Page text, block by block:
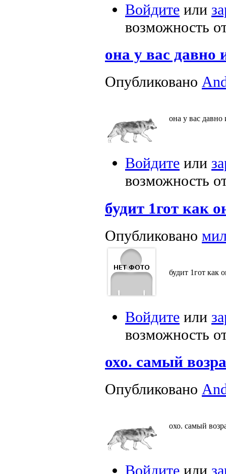
Войдите или
возможность
она у вас давно
Опубликовано
она у вас давно
Войдите или
возможность
будит 1гот как
Опубликовано
будит 1гот как
Войдите или
возможность
охо. самый
Опубликовано
охо. самый
Войдите или